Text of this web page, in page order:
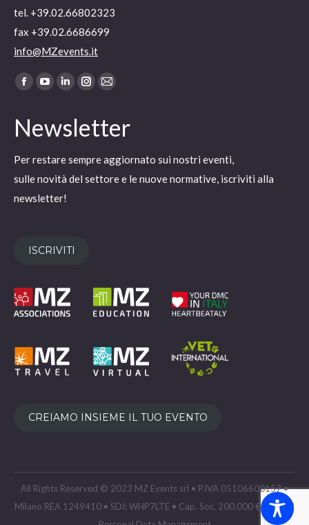
tel. +39.02.66802323
fax +39.02.6686699
info@MZevents.it
Ci puoi trovare su:
Facebook
opens
new
window
YouTube
opens
new
window
Linkedin
opens
new
window
Instagram
opens
new
window
Mail
opens
new
window
Newsletter
Per restare sempre aggiornato sui nostri eventi,
sulle novità del settore e le nuove normative, iscriviti alla
newsletter!
ISCRIVITI
CREIAMO INSIEME IL TUO EVENTO
All Rights Reserved © 2023 MZ Events srl • P.IVA 05106600157 •
Milano REA 1249410 • SDI: WHP7LTE • Cap. Soc. 200.000 € •GDPR